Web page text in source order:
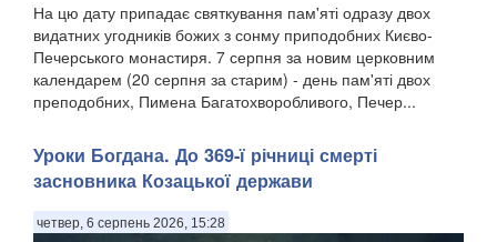
На цю дату припадає святкування пам'яті одразу двох
видатних угодників божих з сонму приподобних Києво-
Печерського монастиря. 7 серпня за новим церковним
календарем (20 серпня за старим) - день пам'яті двох
преподобних, Пимена Багатохворобливого, Печер...
Уроки Богдана. До 369-ї річниці смерті
засновника Козацької держави
четвер, 6 серпень 2026, 15:28